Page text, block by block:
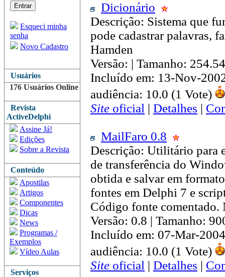
Esqueci minha
senha
Novo Cadastro
Usuários
176 Usuários Online
Revista
ActiveDelphi
Assine Já!
Edições
Sobre a Revista
Conteúdo
Apostilas
Artigos
Componentes
Dicas
News
Programas /
Exemplos
Vídeo Aulas
Serviços
Dicionário
Descrição: Sistema que
pode cadastrar palavras,
Hamden
Versão: | Tamanho:
Incluído em: 13-Nov-
audiência: 10.0 (1 Vote)
Site oficial | Detalhes |
MailFaro 0.8
Descrição: Utilitário para
de transferência do
obtida e salvar em
fontes em Delphi 7 e
Código fonte comentado.
Versão: 0.8 | Tamanho:
Incluído em: 07-Mar-
audiência: 10.0 (1 Vote)
Site oficial | Detalhes |